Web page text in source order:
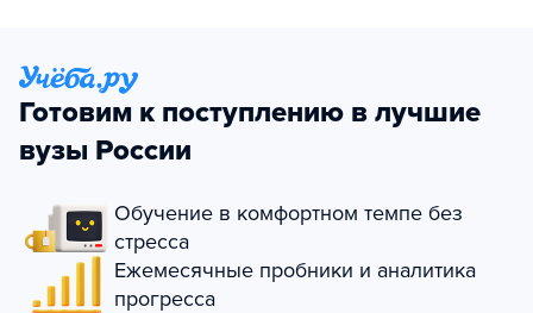
Готовим к поступлению в лучшие
вузы России
Обучение в комфортном темпе без
стресса
Ежемесячные пробники и аналитика
прогресса